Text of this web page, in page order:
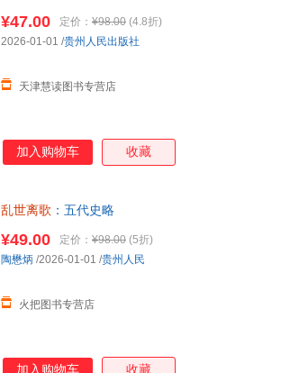
¥47.00 定价： ¥98.00 (4.8折)
天津慧读图书专营店
2026-01-01 /贵州人民出版社
加入购物车 收藏
乱世离歌 ：五代史略
¥49.00 定价： ¥98.00 (5折)
火把图书专营店
陶懋炳 /2026-01-01 /贵州人民
加入购物车 收藏